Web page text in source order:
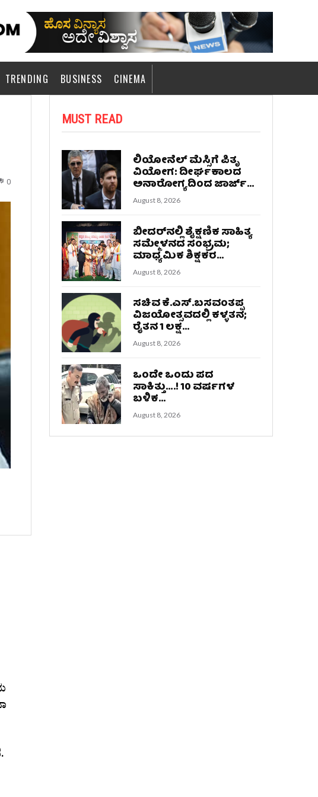
TRENDING BUSINESS CINEMA
0
MUST READ
ಲಿಯೋನೆಲ್ ಮೆಸ್ಸಿಗೆ ಪಿತೃ
ವಿಯೋಗ: ದೀರ್ಘಕಾಲದ
ಅನಾರೋಗ್ಯದಿಂದ ಜಾರ್ಜ್...
August 8, 2026
ಬೀದರ್‌ನಲ್ಲಿ ಶೈಕ್ಷಣಿಕ ಸಾಹಿತ್ಯ
ಸಮ್ಮೇಳನದ ಸಂಭ್ರಮ;
ಮಾಧ್ಯಮಿಕ ಶಿಕ್ಷಕರ...
August 8, 2026
ಸಚಿವ ಕೆ.ಎಸ್.ಬಸವಂತಪ್ಪ
ವಿಜಯೋತ್ಸವದಲ್ಲಿ ಕಳ್ಳತನ;
ರೈತನ 1 ಲಕ್ಷ...
August 8, 2026
ಒಂದೇ ಒಂದು ಪದ
ಸಾಕಿತ್ತು….! 10 ವರ್ಷಗಳ
ಬಳಿಕ...
August 8, 2026